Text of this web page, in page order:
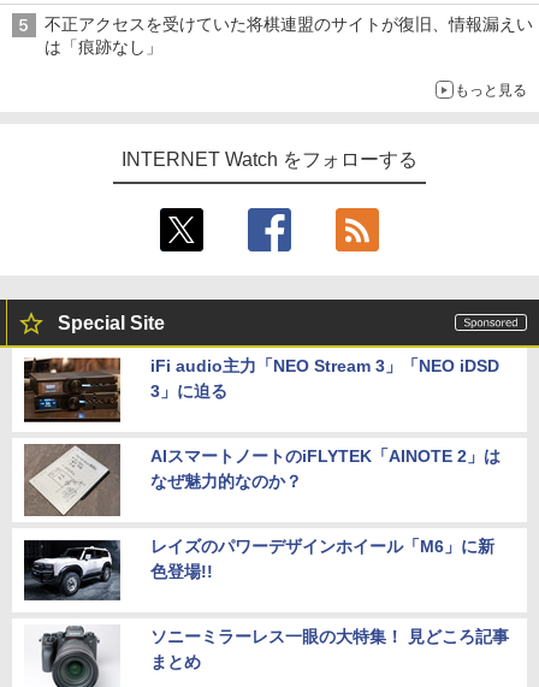
不正アクセスを受けていた将棋連盟のサイトが復旧、情報漏えい
は「痕跡なし」
もっと見る
INTERNET Watch をフォローする
Special Site
iFi audio主力「NEO Stream 3」「NEO iDSD
3」に迫る
AIスマートノートのiFLYTEK「AINOTE 2」は
なぜ魅力的なのか？
レイズのパワーデザインホイール「M6」に新
色登場!!
ソニーミラーレス一眼の大特集！ 見どころ記事
まとめ